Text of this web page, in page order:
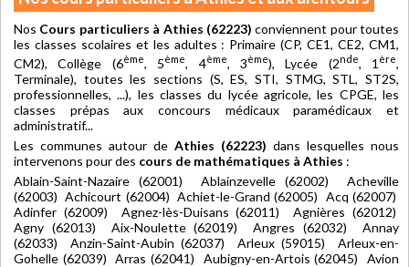
Nos Cours particuliers à Athies (62223) conviennent pour toutes
les classes scolaires et les adultes : Primaire (CP, CE1, CE2, CM1,
CM2), Collège (6ème, 5ème, 4ème, 3ème), Lycée (2nde, 1 ère,
Terminale), toutes les sections (S, ES, STI, STMG, STL, ST2S,
professionnelles, ...), les classes du lycée agricole, les CPGE, les
classes prépas aux concours médicaux paramédicaux et
administratif...
Les communes autour de Athies (62223) dans lesquelles nous
intervenons pour des cours de mathématiques à Athies :
Ablain-Saint-Nazaire (62001) Ablainzevelle (62002) Acheville
(62003) Achicourt (62004) Achiet-le-Grand (62005) Acq (62007)
Adinfer (62009) Agnez-lès-Duisans (62011) Agnières (62012)
Agny (62013) Aix-Noulette (62019) Angres (62032) Annay
(62033) Anzin-Saint-Aubin (62037) Arleux (59015) Arleux-en-
Gohelle (62039) Arras (62041) Aubigny-en-Artois (62045) Avion